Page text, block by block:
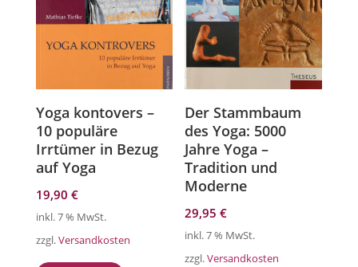
Yoga kontovers –
10 populäre
Irrtümer in Bezug
auf Yoga
19,90 €
inkl. 7 % MwSt.
zzgl.Versandkosten
Der Stammbaum
des Yoga: 5000
Jahre Yoga –
Tradition und
Moderne
29,95€
inkl. 7 % MwSt.
zzgl.Versandkosten